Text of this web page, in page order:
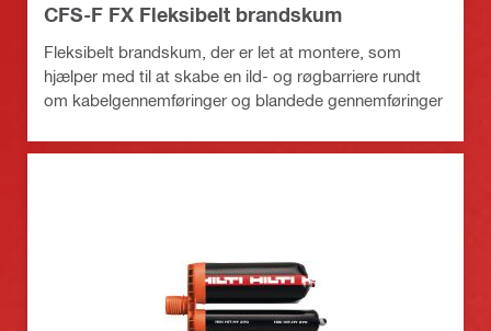
CFS-F FX Fleksibelt brandskum
Fleksibelt brandskum, der er let at montere, som
hjælper med til at skabe en ild- og røgbarriere rundt
om kabelgennemføringer og blandede gennemføringer